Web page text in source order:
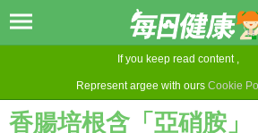
If you keep read content ,
Represent argee with ours Cookie
香腸培根含「亞硝胺